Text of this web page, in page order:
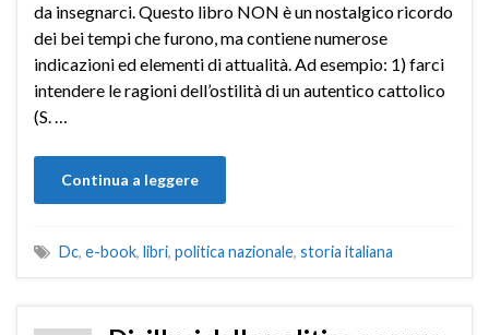
da insegnarci. Questo libro NON è un nostalgico ricordo
dei bei tempi che furono, ma contiene numerose
indicazioni ed elementi di attualità. Ad esempio: 1) farci
intendere le ragioni dell’ostilità di un autentico cattolico
(S. …
Continua a leggere
Dc, e-book, libri, politica nazionale, storia italiana